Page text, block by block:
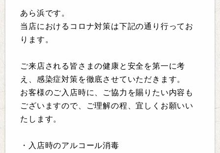
あら浜です。
当店におけるコロナ対策は下記の通り行ってお
ります。
ご来店される皆さまの健康と安全を第一に考
え、感染症対策を徹底させていただきます。
お客様のご入店時に、ご協力を賜りたい内容も
ございますので、ご理解の程、宜しくお願いい
たします。
・入店時のアルコール消毒